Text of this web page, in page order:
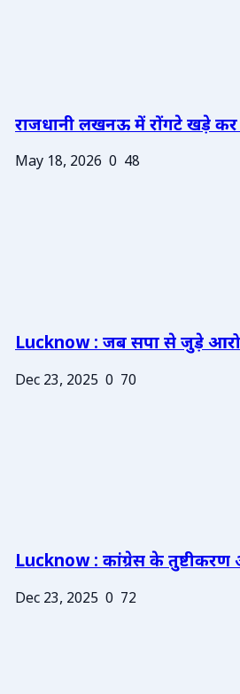
राजधानी लखनऊ में रोंगटे खड़े कर
May 18, 2026 0 48
Lucknow : जब सपा से जुड़े
Dec 23, 2025 0 70
Lucknow : कांग्रेस के तुष्टीकरण
Dec 23, 2025 0 72